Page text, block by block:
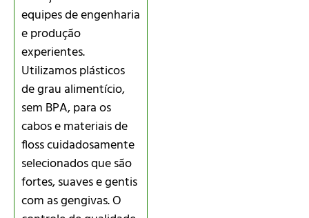
equipes de engenharia
e produção
experientes.
Utilizamos plásticos
de grau alimentício,
sem BPA, para os
cabos e materiais de
floss cuidadosamente
selecionados que são
fortes, suaves e gentis
com as gengivas. O